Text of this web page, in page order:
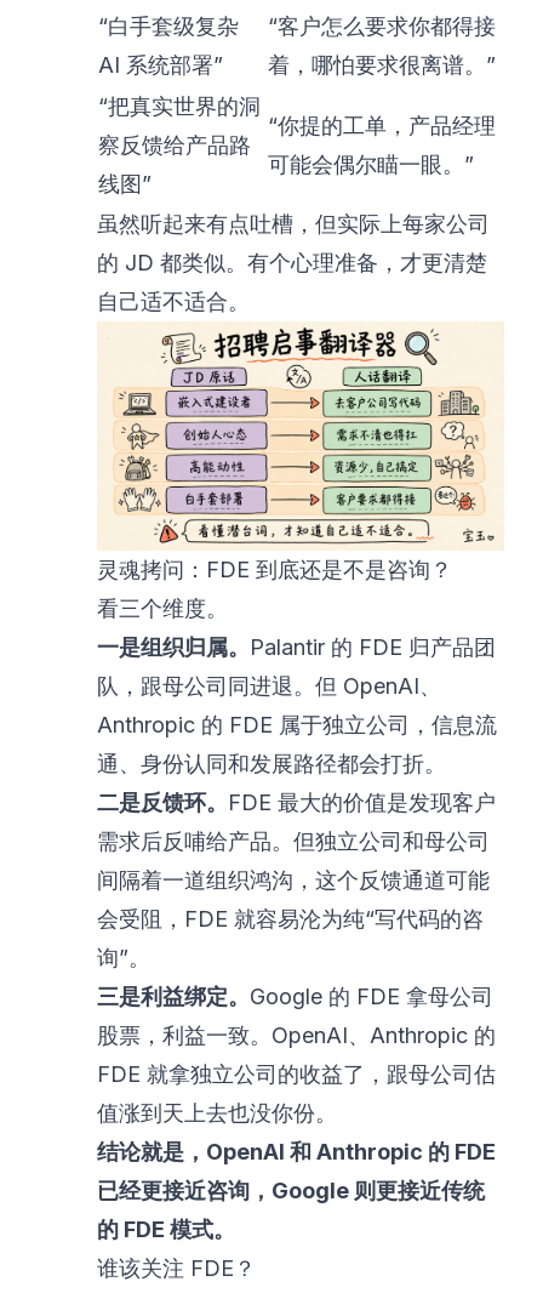
“白手套级复杂
AI 系统部署”
“客户怎么要求你都得接
着，哪怕要求很离谱。”
“把真实世界的洞
察反馈给产品路
线图”
“你提的工单，产品经理
可能会偶尔瞄一眼。”
虽然听起来有点吐槽，但实际上每家公司
的 JD 都类似。有个心理准备，才更清楚
自己适不适合。
灵魂拷问：FDE 到底还是不是咨询？
看三个维度。
一是组织归属。 Palantir 的 FDE 归产品团
队，跟母公司同进退。但 OpenAI、
Anthropic 的 FDE 属于独立公司，信息流
通、身份认同和发展路径都会打折。
二是反馈环。 FDE 最大的价值是发现客户
需求后反哺给产品。但独立公司和母公司
间隔着一道组织鸿沟，这个反馈通道可能
会受阻，FDE 就容易沦为纯“写代码的咨
询”。
三是利益绑定。 Google 的 FDE 拿母公司
股票，利益一致。OpenAI、Anthropic 的
FDE 就拿独立公司的收益了，跟母公司估
值涨到天上去也没你份。
结论就是，OpenAI 和 Anthropic 的 FDE
已经更接近咨询，Google 则更接近传统
的 FDE 模式。
谁该关注 FDE？